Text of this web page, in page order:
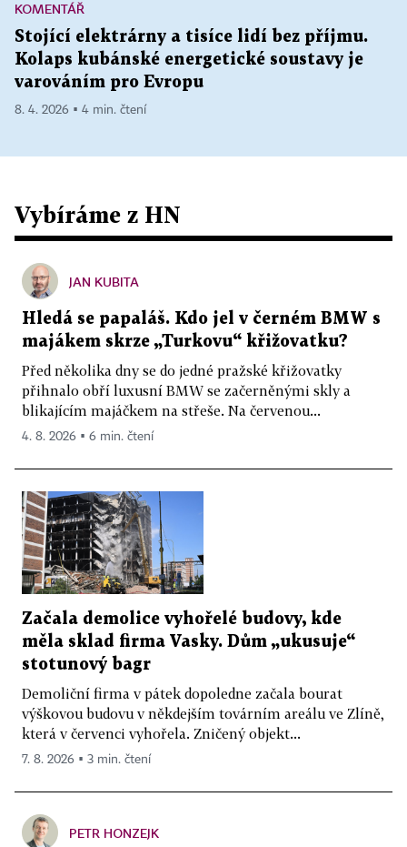
KOMENTÁŘ
Stojící elektrárny a tisíce lidí bez příjmu.
Kolaps kubánské energetické soustavy je
varováním pro Evropu
8. 4. 2026 ▪ 4 min. čtení
Vybíráme z HN
JAN KUBITA
Hledá se papaláš. Kdo jel v černém BMW s
majákem skrze „Turkovu“ křižovatku?
Před několika dny se do jedné pražské křižovatky
přihnalo obří luxusní BMW se začerněnými skly a
blikajícím majáčkem na střeše. Na červenou...
4. 8. 2026 ▪ 6 min. čtení
Začala demolice vyhořelé budovy, kde
měla sklad firma Vasky. Dům „ukusuje“
stotunový bagr
Demoliční firma v pátek dopoledne začala bourat
výškovou budovu v někdejším továrním areálu ve Zlíně,
která v červenci vyhořela. Zničený objekt...
7. 8. 2026 ▪ 3 min. čtení
PETR HONZEJK